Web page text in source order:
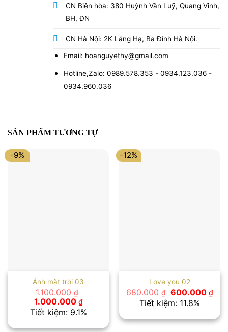
CN Biên hòa: 380 Huỳnh Văn Luỹ, Quang Vinh,
BH, ĐN
CN Hà Nội: 2K Láng Hạ, Ba Đình Hà Nội.
Email: hoanguyethy@gmail.com
Hotline,Zalo: 0989.578.353 - 0934.123.036 -
0934.960.036
SẢN PHẨM TƯƠNG TỰ
-9%
Ánh mặt trời 03
1.100.000₫
Giá
gốc
là:
1.000.000 ₫Giá
hiện
tại
Tiết kiệm: 9.1%
-12%
Love you 02
680.000₫ Giá
gốc
là:
600.000₫Giá
là:
Tiết kiệm: 11.8%